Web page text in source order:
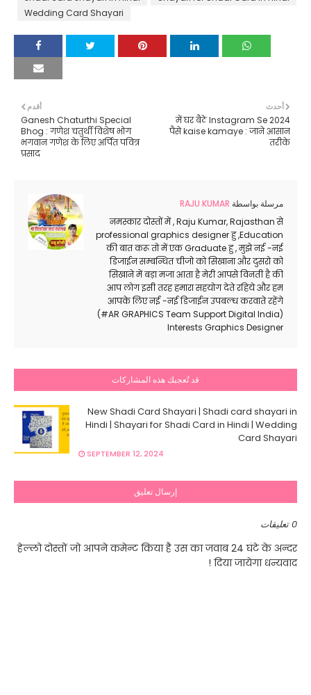
Wedding Card Shayari
أحدث
2024 में घर बैठे Instagram Se
पैसे kaise kamaye : जाने आसान
तरीके
أقدم
Ganesh Chaturthi Special
Bhog : गणेश चतुर्थी विशेष भोग
भगवान गणेश के लिए अर्पित पवित्र
प्रसाद
مرسلة بواسطة
नमस्कार दोस्तों में , Raju Kumar, Rajasthan से
professional graphics designer हु ,Education
की बात करू तो में एक Graduate हु , मुझे नई -नई
डिजाईन सम्बन्धित चीजो को सिखाना और दुसरो को
सिखाने में बड़ा मजा आता है मेरी आपसे विनती है की
आप लोग इसी तरह हमारा सहयोग देते रहिये और हम
आपके लिए नई -नई डिजाईन उपबल्ध करवाते रहेंगे
(#AR GRAPHICS Team Support Digital India)
Interests Graphics Designer
قد تُعجبك هذه المشاركات
New Shadi Card Shayari | Shadi card shayari in
Hindi | Shayari for Shadi Card in Hindi | Wedding
Card Shayari
SEPTEMBER 12, 2024
إرسال تعليق
0 تعليقات
हेल्लो दोस्तों जो आपने कमेन्ट किया है उस का जवाब 24 घंटे के अन्दर
दिया जायेगा धन्यवाद !